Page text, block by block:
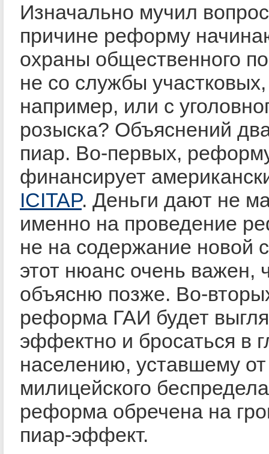
Изначально мучил
причине реформу
охраны общественного
не со службы участковых,
например, или с
розыска? Объяснений
пиар. Во-первых,
финансирует
ICITAP. Деньги дают не
именно на проведение
не на содержание новой
этот нюанс очень важен,
объясню позже. Во-
реформа ГАИ будет
эффектно и бросаться в
населению, уставшему от
милицейского
реформа обречена на
пиар-эффект.